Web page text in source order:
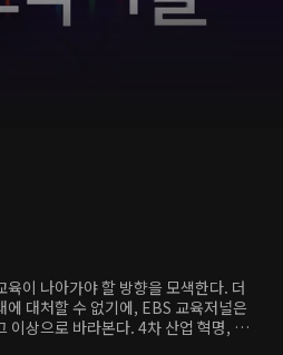
이 나아가야 할 방향을 모색한다. 더
에 대처할 수 없기에, EBS 교육저널은
이상으로 바라본다. 4차 산업 혁명, 디